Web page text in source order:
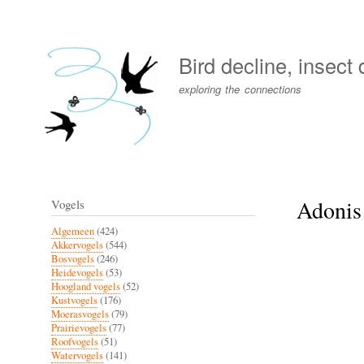
menu
Bird decline, insect
exploring the connections
Vogels
Algemeen(424)
Akkervogels(544)
Bosvogels(246)
Heidevogels(53)
Hoogland vogels(52)
Kustvogels(176)
Moerasvogels(79)
Prairievogels(77)
Roofvogels(51)
Watervogels(141)